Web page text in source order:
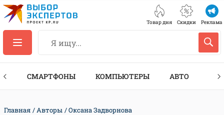
Товар дня Скидки Реклама
СМАРТФОНЫ КОМПЬЮТЕРЫ АВТО
Главная Авторы Оксана Задворнова